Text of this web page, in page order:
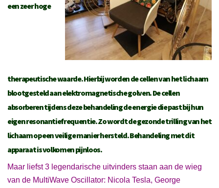
een zeer hoge
therapeutische waarde. Hierbij worden de cellen van het lichaam
blootgesteld aan elektromagnetische golven. De cellen
absorberen tijdens deze behandeling de energie die past bij hun
eigen resonantiefrequentie. Zo wordt de gezonde trilling van het
lichaam op een veilige manier hersteld. Behandeling met dit
apparaat is volkomen pijnloos.
Maar liefst 3 legendarische uitvinders staan aan de wieg
van de MultiWave Oscillator: Nicola Tesla, George